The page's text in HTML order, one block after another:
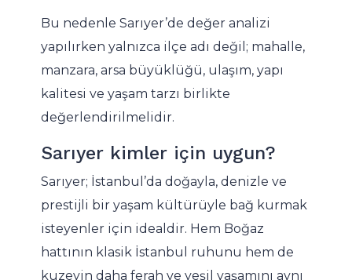
Bu nedenle Sarıyer’de değer analizi
yapılırken yalnızca ilçe adı değil; mahalle,
manzara, arsa büyüklüğü, ulaşım, yapı
kalitesi ve yaşam tarzı birlikte
değerlendirilmelidir.
Sarıyer kimler için uygun?
Sarıyer; İstanbul’da doğayla, denizle ve
prestijli bir yaşam kültürüyle bağ kurmak
isteyenler için idealdir. Hem Boğaz
hattının klasik İstanbul ruhunu hem de
kuzeyin daha ferah ve yeşil yaşamını aynı